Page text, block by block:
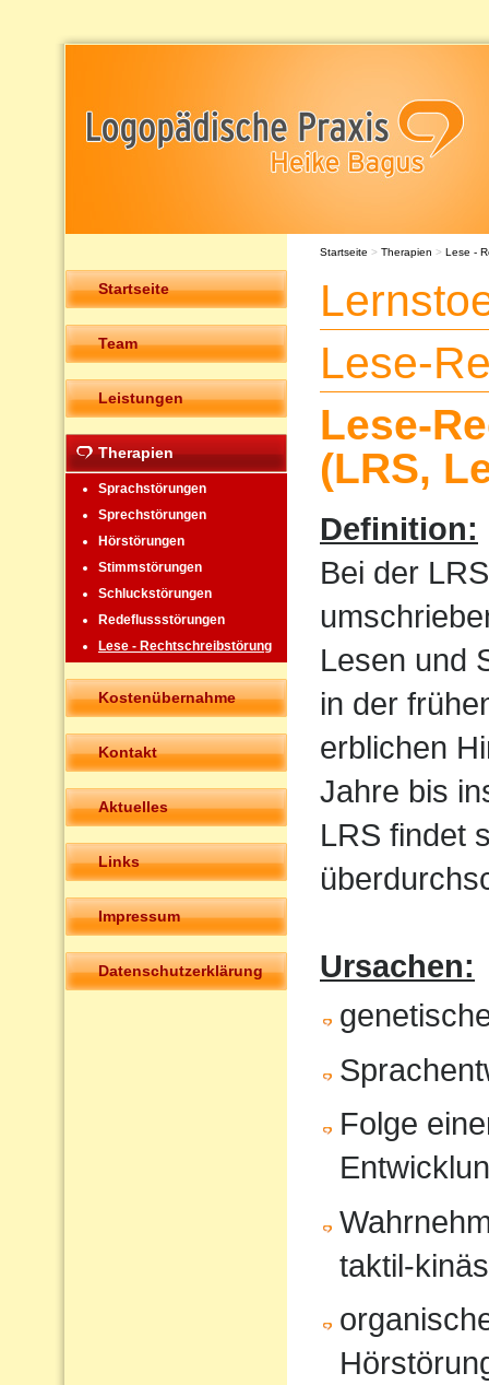
Startseite
Team
Leistungen
Therapien
Sprachstörungen
Sprechstörungen
Hörstörungen
Stimmstörungen
Schluckstörungen
Redeflussstörungen
Lese - Rechtschreibstörung
Kostenübernahme
Kontakt
Aktuelles
Links
Impressum
Datenschutzerklärung
Startseite > Therapien > Lese -
Lese-
Lese-
(LRS,
Definition:
Bei der
Lesen und
in der
erblichen
Jahre bis
LRS findet
Ursachen:
Folge
taktil-